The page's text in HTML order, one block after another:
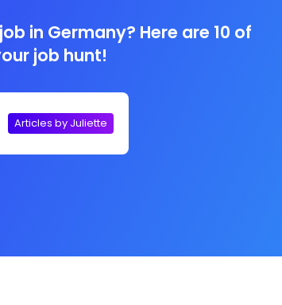
in Germany? Here are 10 of
job hunt!
Articles by Juliette